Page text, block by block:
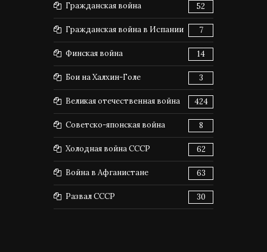
Гражданская война 52
Гражданская война в Испании 7
Финская война 14
Бои на Халхин-Голе 3
Великая отечественная война 424
Советско-японская война 8
Холодная война СССР 62
Война в Афганистане 63
Развал СССР 30